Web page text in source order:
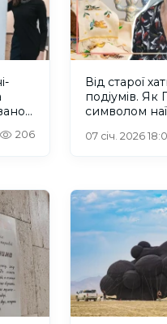
206
Від старої
подіумів. Як
символом
07 січ. 2026